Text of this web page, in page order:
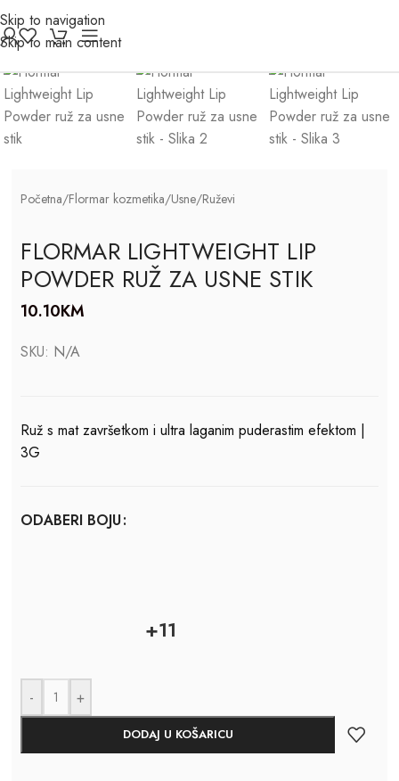
Skip to navigation
Skip to main content
Click to enlarge
Početna/Flormar kozmetika/Usne/Ruževi
FLORMAR LIGHTWEIGHT LIP
POWDER RUŽ ZA USNE STIK
10.10KM
SKU: N/A
Ruž s mat završetkom i ultra laganim puderastim efektom |
3G
ODABERI BOJU
+11
- +
DODAJ U KOŠARICU